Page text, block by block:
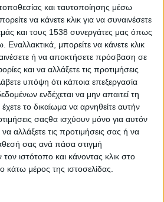
και ταυτοποίησης μέσω
να κάνετε κλικ για να συναινέσετε
και τους 1538 συνεργάτες μας όπως
μπορείτε να κάνετε κλικ
ή να αποκτήσετε πρόσβαση σε
και να αλλάξετε τις προτιμήσεις
υπόψη ότι κάποια επεξεργασία
ενδέχεται να μην απαιτεί τη
το δικαίωμα να αρνηθείτε αυτήν
σαςθα ισχύουν μόνο για αυτόν
αλλάξετε τις προτιμήσεις σας ή να
σας ανά πάσα στιγμή
ιστότοπο και κάνοντας κλικ στο
μέρος της ιστοσελίδας.